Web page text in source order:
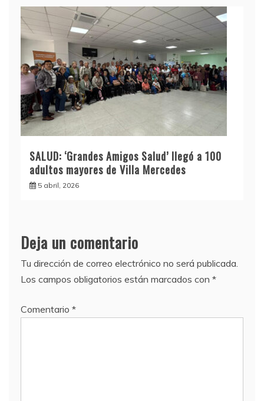
SALUD: ‘Grandes Amigos Salud’ llegó a 100
adultos mayores de Villa Mercedes
5 abril, 2026
Deja un comentario
Tu dirección de correo electrónico no será publicada.
Los campos obligatorios están marcados con *
Comentario *